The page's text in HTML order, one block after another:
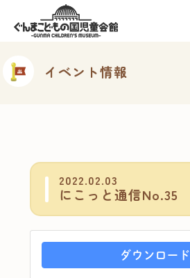
イベント情報
2022.02.03
にこっと通信No.35
ダウンロード